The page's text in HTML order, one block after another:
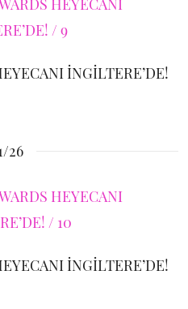
İNGİLTERE’DE!
26
İNGİLTERE’DE!